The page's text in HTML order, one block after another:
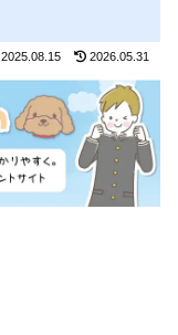
2025.08.15 2026.05.31